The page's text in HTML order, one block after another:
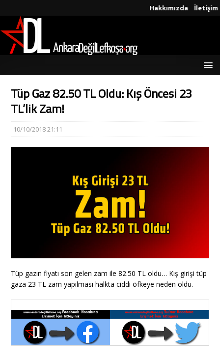
Hakkımızda İletişim
Tüp Gaz 82.50 TL Oldu: Kış Öncesi 23
TL’lik Zam!
10/10/2018 21:11
Tüp gazın fiyatı son gelen zam ile 82.50 TL oldu… Kış girişi tüp
gaza 23 TL zam yapılması halkta ciddi öfkeye neden oldu.